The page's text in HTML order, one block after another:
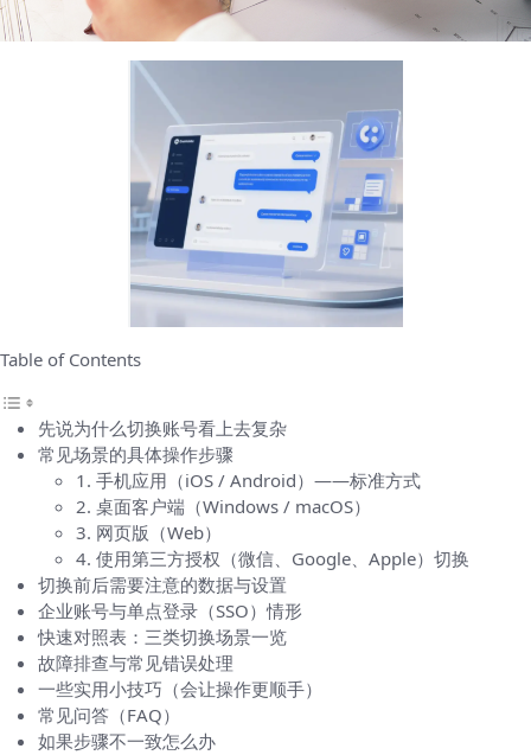
Table of Contents
先说为什么切换账号看上去复杂
常见场景的具体操作步骤
1. 手机应用（iOS / Android）——标准方式
2. 桌面客户端（Windows / macOS）
3. 网页版（Web）
4. 使用第三方授权（微信、Google、Apple）切换
切换前后需要注意的数据与设置
企业账号与单点登录（SSO）情形
快速对照表：三类切换场景一览
故障排查与常见错误处理
一些实用小技巧（会让操作更顺手）
常见问答（FAQ）
如果步骤不一致怎么办